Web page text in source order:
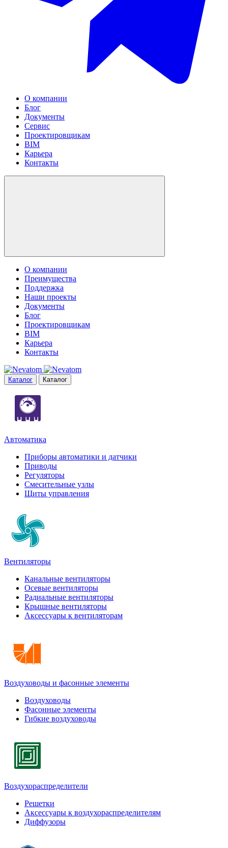
О компании
Блог
Документы
Сервис
Проектировщикам
BIM
Карьера
Контакты
О компании
Преимущества
Поддержка
Наши проекты
Документы
Блог
Проектировщикам
BIM
Карьера
Контакты
Каталог Каталог
Автоматика
Приборы автоматики и датчики
Приводы
Регуляторы
Смесительные узлы
Щиты управления
Вентиляторы
Канальные вентиляторы
Осевые вентиляторы
Радиальные вентиляторы
Крышные вентиляторы
Аксессуары к вентиляторам
Воздуховоды и фасонные элементы
Воздуховоды
Фасонные элементы
Гибкие воздуховоды
Воздухораспределители
Решетки
Аксессуары к воздухораспределителям
Диффузоры